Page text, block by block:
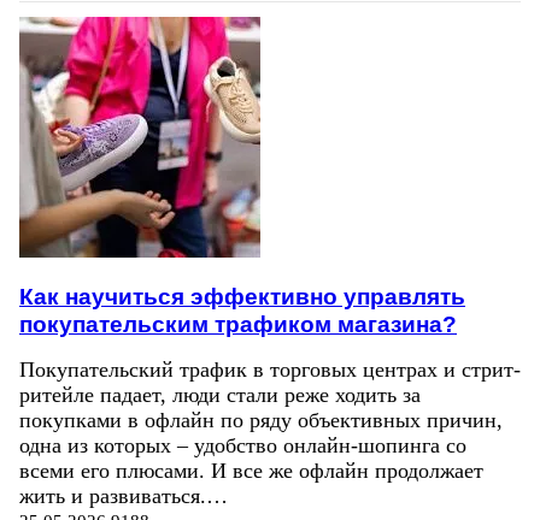
Как научиться эффективно управлять
покупательским трафиком магазина?
Покупательский трафик в торговых центрах и стрит-
ритейле падает, люди стали реже ходить за
покупками в офлайн по ряду объективных причин,
одна из которых – удобство онлайн-шопинга со
всеми его плюсами. И все же офлайн продолжает
жить и развиваться.…